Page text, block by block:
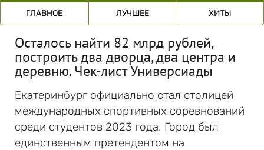
ГЛАВНОЕ ЛУЧШЕЕ ХИТЫ
Осталось найти 82 млрд рублей,
построить два дворца, два центра и
деревню. Чек-лист Универсиады
Екатеринбург официально стал столицей
международных спортивных соревнований
среди студентов 2023 года. Город был
единственным претендентом на